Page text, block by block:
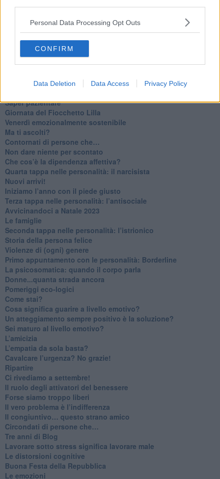
Personal Data Processing Opt Outs
CONFIRM
Data Deletion Data Access Privacy Policy
​L’uomo o l’orso?
Non hanno un amico a teatro​
​Tutta una questione di rispetto
​Cose che ci esauriscono
​Vespa che passione!
​Parole d’amore regalate al vento
​Saper pazientare
​Giornata del Fiocchetto Lilla
​Venerdì emozionalmente sostenibile
Ma ti ascolti?
Contornati di persone che…
Non dare niente per scontato
Che cos’è la dipendenza affettiva?
Quarta tappa nelle personalità: il narcisista
​Nuovi arrivi!
​Iniziamo l’anno con il piede giusto
​Terza tappa nelle personalità: l’antisociale
​Avvicinandoci a Natale 2023
Le famiglie
Seconda tappa nelle personalità: l’istrionico
​Storia della persona felice
Violenze di (ogni) genere
​Primo appuntamento con le personalità: Borderline
La psicosomatica: quando il corpo parla
Donne...quanta strada ancora
​Pomeriggi eco-logici
​Come stai?
Cosa significa guarire a livello emotivo?
​Un atteggiamento sempre positivo è la soluzione?
​Sei maturo al livello emotivo?
​L’amicizia
​L’empatia da sola basta?
​Cavalcare l’urgenza? No grazie!
Ripartire
​Ci rivediamo a settembre!
​Il ruolo degli attivatori del benessere
​Forse siamo troppo liberi
​Il vero problema è l’indifferenza
​Il congiuntivo… questo strano amico
​Circondati di persone che…
​Tre anni di Blog
​Lavorare sotto stress significa lavorare male
​Le distorsioni cognitive
​Buona Festa della Repubblica
Le emozioni